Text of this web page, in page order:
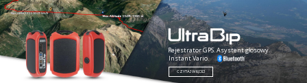
Rejestrator GPS. Asystent głosowy.
CZYTAJ WIĘCEJ
Instant Vario.